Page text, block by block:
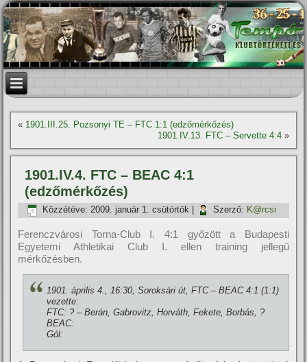
« 1901.III.25. Pozsonyi TE – FTC 1:1 (edzőmérkőzés)
1901.IV.13. FTC – Servette 4:4»
1901.IV.4. FTC – BEAC 4:1
(edzőmérkőzés)
Közzétéve: 2009. január 1. csütörtök Szerző: K@rcsi
Ferenczvárosi Torna-Club I. 4:1 győzött a Budapesti
Egyetemi Athletikai Club I. ellen training jellegű
mérkőzésben.
1901. április 4., 16:30, Soroksári út, FTC – BEAC 4:1 (1:1)
vezette:
FTC: ? – Berán, Gabrovitz, Horváth, Fekete, Borbás, ?
BEAC:
Gól: